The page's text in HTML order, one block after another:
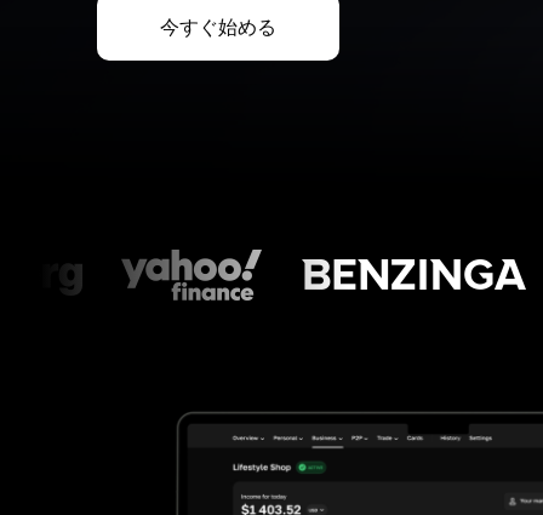
今すぐ始める